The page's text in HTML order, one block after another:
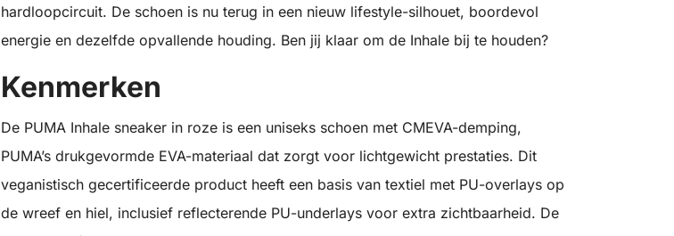
hardloopcircuit. De schoen is nu terug in een nieuw lifestyle-silhouet, boordevol
energie en dezelfde opvallende houding. Ben jij klaar om de Inhale bij te houden?
Kenmerken
De PUMA Inhale sneaker in roze is een uniseks schoen met CMEVA-demping,
PUMA’s drukgevormde EVA-materiaal dat zorgt voor lichtgewicht prestaties. Dit
veganistisch gecertificeerde product heeft een basis van textiel met PU-overlays op
de wreef en hiel, inclusief reflecterende PU-underlays voor extra zichtbaarheid. De